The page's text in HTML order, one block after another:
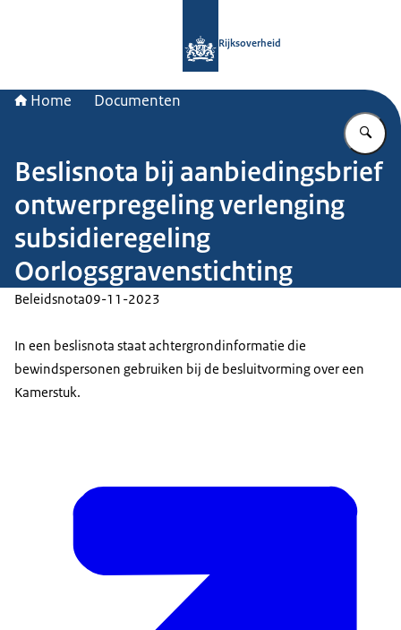
Rijksoverheid
Home Documenten
Beslisnota bij aanbiedingsbrief
ontwerpregeling verlenging
subsidieregeling
Oorlogsgravenstichting
Beleidsnota09-11-2023
In een beslisnota staat achtergrondinformatie die
bewindspersonen gebruiken bij de besluitvorming over een
Kamerstuk.